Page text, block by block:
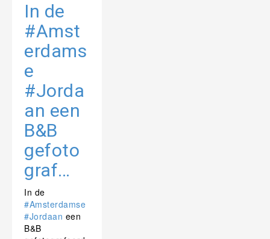
In de
#Amst
erdams
e
#Jorda
an een
B&B
gefoto
graf…
In de
#Amsterdamse
#Jordaan een
B&B